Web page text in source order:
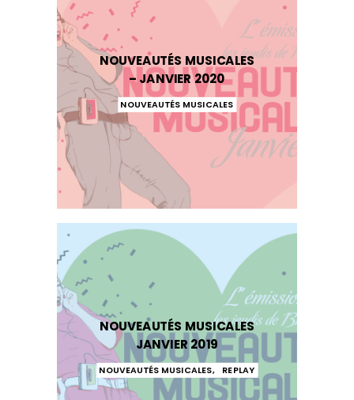
NOUVEAUTÉS MUSICALES
– JANVIER 2020
NOUVEAUTÉS MUSICALES
NOUVEAUTÉS MUSICALES
JANVIER 2019
NOUVEAUTÉS MUSICALES, REPLAY